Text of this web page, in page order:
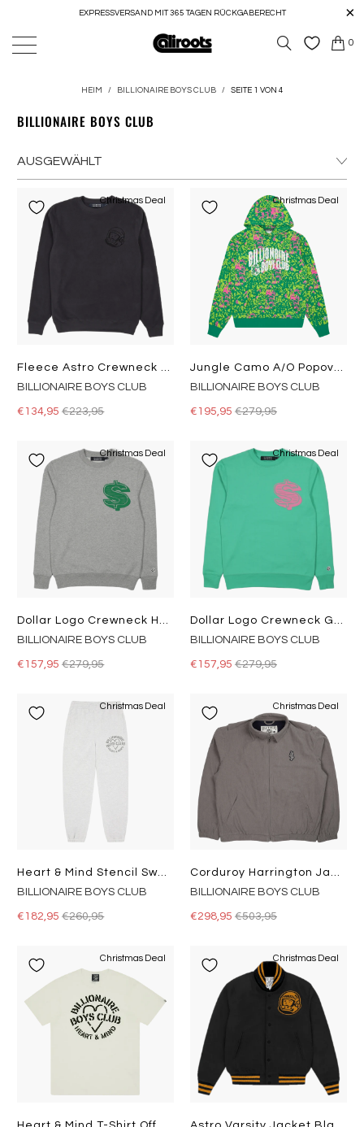
EXPRESSVERSAND MIT 365 TAGEN RÜCKGABERECHT
0
HEIM / BILLIONAIRE BOYS CLUB / SEITE 1 VON 4
BILLIONAIRE BOYS CLUB
Christmas Deal
BILLIONAIRE BOYS CLUB
€134,95€223,95
Christmas Deal
BILLIONAIRE BOYS CLUB
€195,95 €279,95
Christmas Deal
BILLIONAIRE BOYS CLUB
€157,95€279,95
Christmas Deal
BILLIONAIRE BOYS CLUB
€157,95 €279,95
Christmas Deal
Heart & Mind Stencil Sweatpant Heather Ash
BILLIONAIRE BOYS CLUB
€182,95€260,95
Christmas Deal
Corduroy Harrington Jacket Grey
BILLIONAIRE BOYS CLUB
€298,95 €503,95
Christmas Deal Christmas Deal